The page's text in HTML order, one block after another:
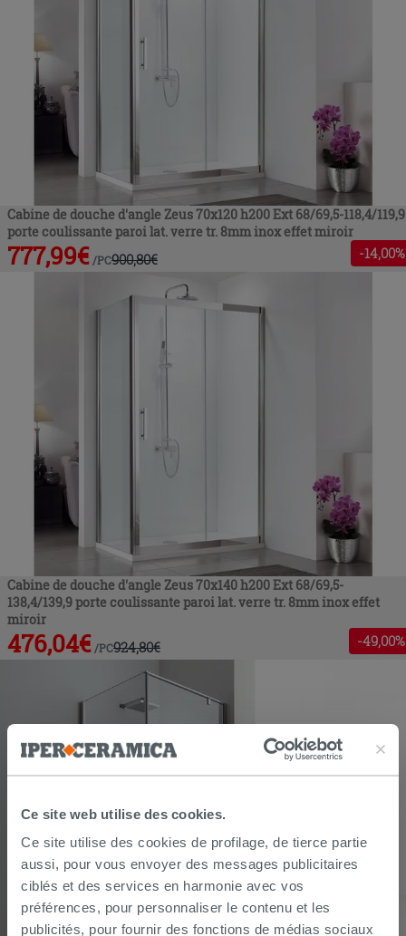
Ce site web utilise des cookies.
Ce site utilise des cookies de profilage, de tierce partie
aussi, pour vous envoyer des messages publicitaires
ciblés et des services en harmonie avec vos
préférences, pour personnaliser le contenu et les
publicités, pour fournir des fonctions de médias sociaux
Cabine de douche d'angle Zeus 70x120 h200 Ext 68/69,5-118,4/119,9
porte coulissante paroi lat. verre tr. 8mm inox effet miroir
777,99€ /PC900,80€ -14,00%
Cabine de douche d'angle Zeus 70x140 h200 Ext 68/69,5-
138,4/139,9 porte coulissante paroi lat. verre tr. 8mm inox effet
miroir
476,04€ /PC924,80€ -49,00%